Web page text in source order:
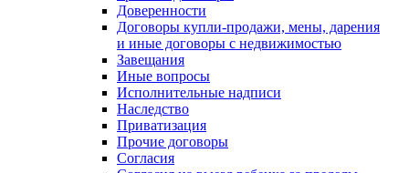
Доверенности
Договоры купли-продажи, мены, дарения
и иные договоры с недвижимостью
Завещания
Иные вопросы
Исполнительные надписи
Наследство
Приватизация
Прочие договоры
Согласия